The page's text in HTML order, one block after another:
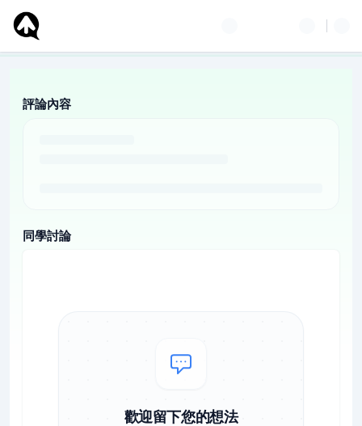
評論內容
同學討論
歡迎留下您的想法